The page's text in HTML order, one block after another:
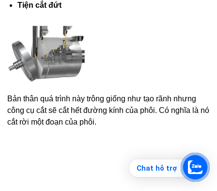
Tiện cắt đứt
Bản thân quá trình này trông giống như tạo rãnh nhưng
công cụ cắt sẽ cắt hết đường kính của phôi. Có nghĩa là nó
cắt rời một đoạn của phôi.
Chat hỗ trợ